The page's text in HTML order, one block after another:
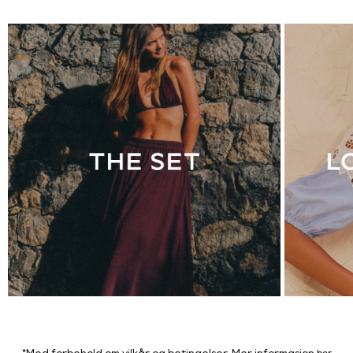
THE SET
Shop All Clothing
Coats & Jackets
T-Shirts
Sets & Outfits
Sweatshirts & Hoodies
Jumpers & Knitwear
Joggers
Shirts
Trousers & Chinos
Babygrows & Sleepsuits
Bodysuits & Vests